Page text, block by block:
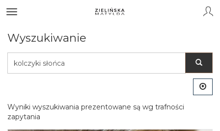
Wyszukiwanie
Wyniki wyszukiwania prezentowane są wg trafności
zapytania